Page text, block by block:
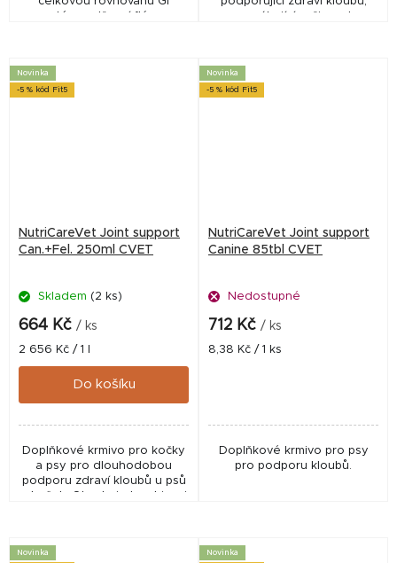
systému, střevní flóry a
pomáhající vyživovat
Novinka
-5 % kód Fit5
NutriCareVet Joint support
Can.+Fel. 250ml CVET
Skladem (2 ks)
664 Kč / ks
Měrná
cena:
2 656 Kč / 1 l
Do košíku
Doplňkové krmivo pro kočky
a psy pro dlouhodobou
podporu zdraví kloubů u psů
a koček. Obsahuje kombinaci
Novinka
-5 % kód Fit5
NutriCareVet Joint support
Canine 85tbl CVET
Nedostupné
712 Kč / ks
Měrná
8,38 Kč / 1 ks
Doplňkové krmivo pro psy
pro podporu kloubů.
Novinka Novinka